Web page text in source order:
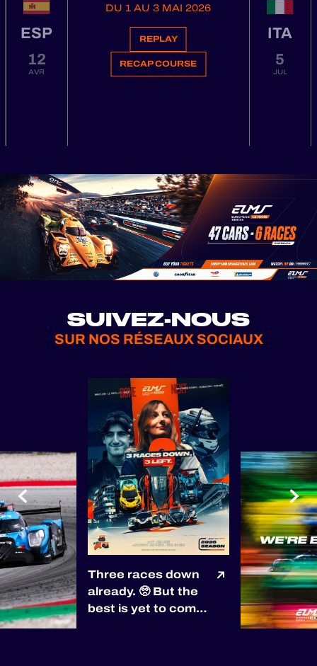
ESP
12
AVR
DU 1 AU 3 MAI 2026
REPLAY
RECAP COURSE
ITA
5
JUL
SUIVEZ-NOUS
SUR NOS RÉSEAUX SOCIAUX
Three races down
already. 🥺 But the
best is yet to come!